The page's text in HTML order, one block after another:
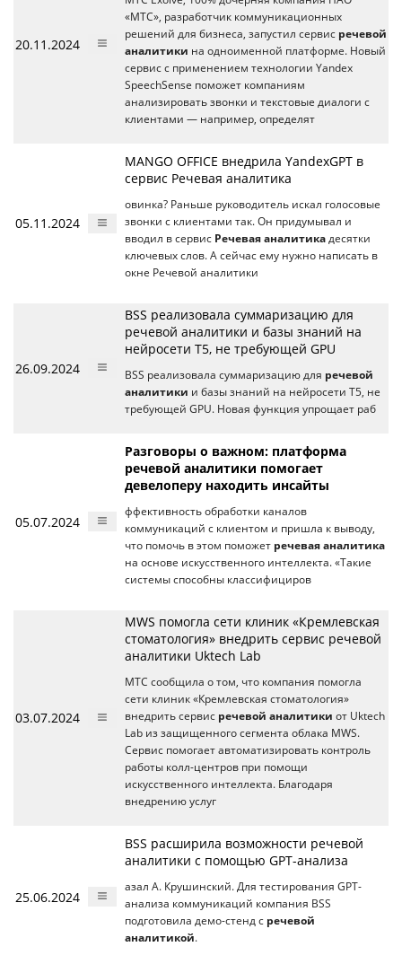
20.11.2024
«МТС», разработчик коммуникационных
решений для бизнеса, запустил сервис речевой
аналитики на одноименной платформе. Новый
сервис с применением технологии Yandex
SpeechSense поможет компаниям
анализировать звонки и текстовые диалоги с
клиентами — например, определят
05.11.2024
MANGO OFFICE внедрила YandexGPT в
сервис Речевая аналитика
овинка? Раньше руководитель искал голосовые
звонки с клиентами так. Он придумывал и
вводил в сервис Речевая аналитика десятки
ключевых слов. А сейчас ему нужно написать в
окне Речевой аналитики
26.09.2024
BSS реализовала суммаризацию для
речевой аналитики и базы знаний на
нейросети Т5, не требующей GPU
BSS реализовала суммаризацию для речевой
аналитики и базы знаний на нейросети Т5, не
требующей GPU. Новая функция упрощает раб
05.07.2024
Разговоры о важном: платформа
речевой аналитики помогает
девелоперу находить инсайты
ффективность обработки каналов
коммуникаций с клиентом и пришла к выводу,
что помочь в этом поможет речевая аналитика
на основе искусственного интеллекта. «‎Такие
системы способны классифициров
03.07.2024
MWS помогла сети клиник «Кремлевская
стоматология» внедрить сервис речевой
аналитики Uktech Lab
МТС сообщила о том, что компания помогла
сети клиник «Кремлевская стоматология»
внедрить сервис речевой аналитики от Uktech
Lab из защищенного сегмента облака MWS.
Сервис помогает автоматизировать контроль
работы колл-центров при помощи
искусственного интеллекта. Благодаря
внедрению услуг
25.06.2024
BSS расширила возможности речевой
аналитики с помощью GPT-анализа
азал А. Крушинский. Для тестирования GPT-
анализа коммуникаций компания BSS
подготовила демо-стенд с речевой
аналитикой.